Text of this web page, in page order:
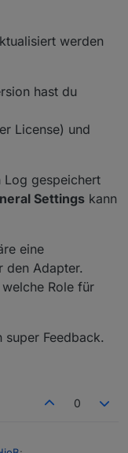
werden
hast du
License) und
Log gespeichert
Settings kann
eine
den Adapter.
Role für
Feedback.
0